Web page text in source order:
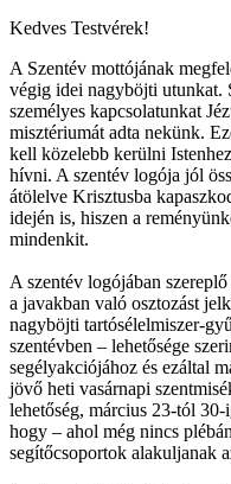
Kedves Testvérek!
A Szentév mottójának
végig idei nagyböjti utunkat.
személyes kapcsolatunkat
misztériumát adta nekünk.
kell közelebb kerülni
hívni. A szentév logója jól
átölelve Krisztusba
idején is, hiszen a
mindenkit.
A szentév logójában
a javakban való osztozást
nagyböjti tartósélelmiszer-
szentévben – lehetősége
segélyakciójához és ezáltal
jövő heti vasárnapi
lehetőség, március 23-tól
hogy – ahol még nincs
segítőcsoportok alakuljanak